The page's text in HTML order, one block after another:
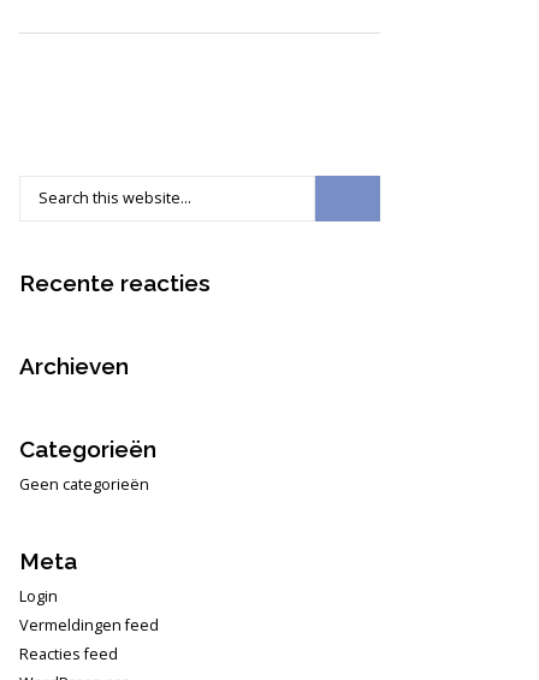
Recente reacties
Archieven
Categorieën
Geen categorieën
Meta
Login
Vermeldingen feed
Reacties feed